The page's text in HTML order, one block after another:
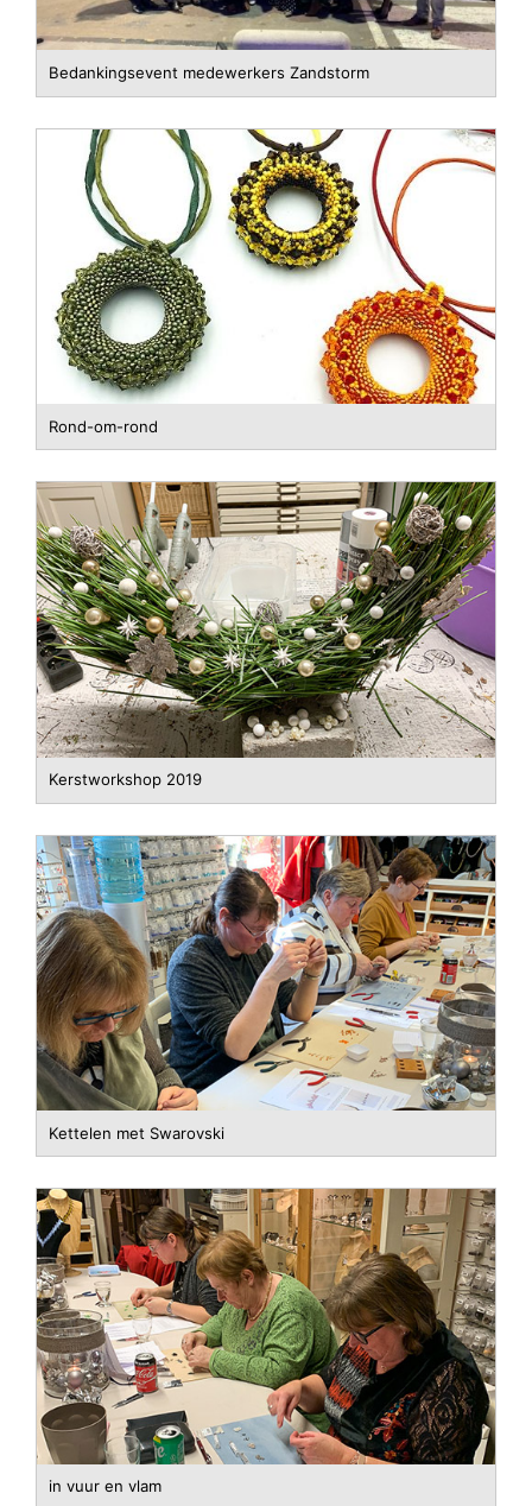
Bedankingsevent medewerkers Zandstorm
Rond-om-rond
Kerstworkshop 2019
Kettelen met Swarovski
in vuur en vlam